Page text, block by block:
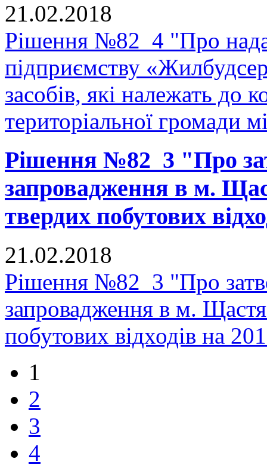
21.02.2018
Рішення №82_4 "Про
підприємству
засобів, які належать до
територіальної громади
Рішення №82_3 "Про
запровадження в м.
твердих побутових
21.02.2018
Рішення №82_3 "Про
запровадження в м.
побутових відходів на
1
2
3
4